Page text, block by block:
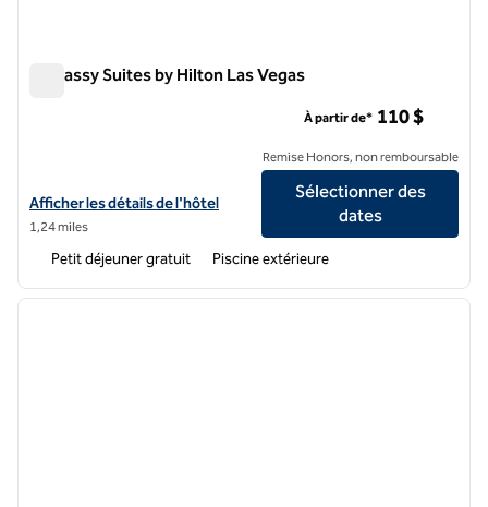
Embassy Suites by Hilton Las Vegas
Afficher les détails de l'hôtel Embassy Suites by Hilton Las Vegas
Afficher les détails de l'hôtel
1,24 miles
À partir de* 110 $
Remise Honors, non remboursable
Sélectionner des
dates
Petit déjeuner gratuit Piscine extérieure
1 sur 12